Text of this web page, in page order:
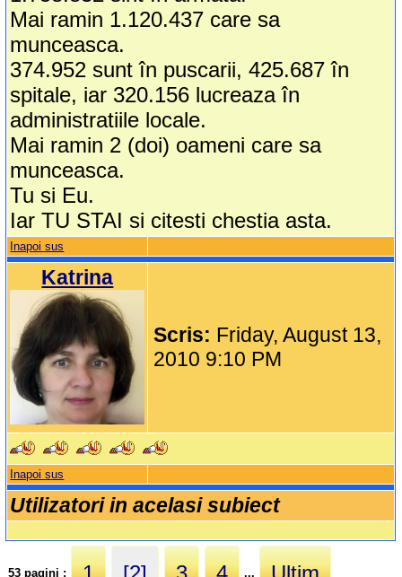
Mai ramin 1.120.437 care sa
munceasca.
374.952 sunt în puscarii, 425.687 în
spitale, iar 320.156 lucreaza în
administratiile locale.
Mai ramin 2 (doi) oameni care sa
munceasca.
Tu si Eu.
Iar TU STAI si citesti chestia asta.
Inapoi sus
Katrina
Scris: Friday, August 13,
2010 9:10 PM
Inapoi sus
Utilizatori in acelasi subiect
53 pagini : ...